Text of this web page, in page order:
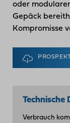
oder
Gepäck
Kompromisse
Technische
Verbrauch